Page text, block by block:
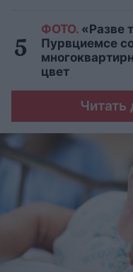
ФОТО. «Разве
Пурвциемсе
цвет
Читать